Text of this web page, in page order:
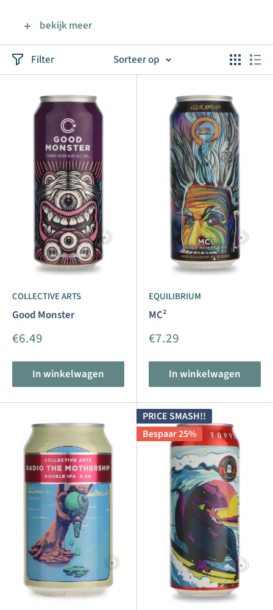
amber. Het "keizerlijke" gebruik komt van Russian
Imperial Stout, een stijl van sterke Stout die
oorspronkelijk aan het einde van de 18e eeuw in
hof. Tegenwoordig is Double IPA vaak de voorkeursnaam
in de Verenigde Staten.
bekijk meer
Filter Sorteer op
COLLECTIVE ARTS
Good Monster
Aanbiedingsprijs
€6.49
In winkelwagen
EQUILIBRIUM
MC²
Aanbiedingsprijs
€7.29
In winkelwagen
PRICE SMASH!!
Bespaar 25%